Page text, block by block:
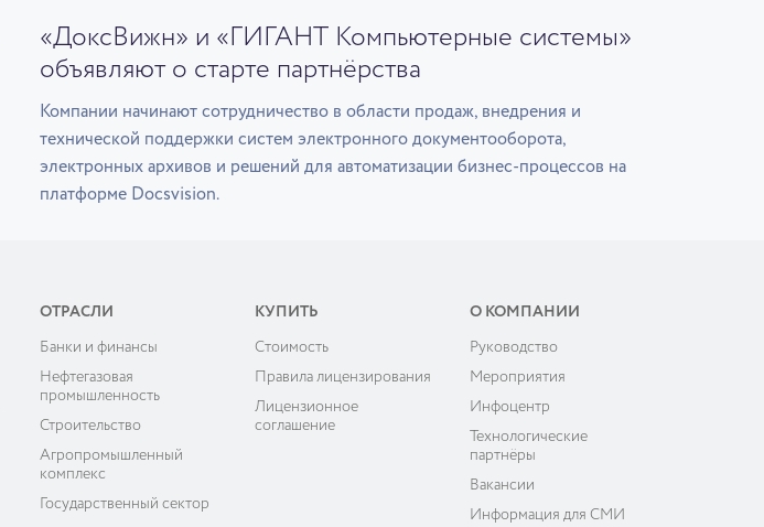
«ДоксВижн» и «ГИГАНТ Компьютерные системы»
объявляют о старте партнёрства
Компании начинают сотрудничество в области продаж, внедрения и
технической поддержки систем электронного документооборота,
электронных архивов и решений для автоматизации бизнес-процессов на
платформе Docsvision.
ОТРАСЛИ
Банки и финансы
Нефтегазовая
промышленность
Строительство
Агропромышленный
комплекс
Государственный сектор
КУПИТЬ
Cтоимость
Правила лицензирования
Лицензионное
соглашение
О КОМПАНИИ
Руководство
Мероприятия
Инфоцентр
Технологические
партнёры
Вакансии
Информация для СМИ